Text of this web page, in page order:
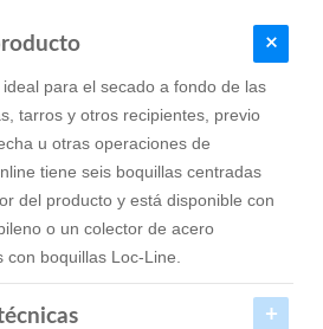
para el secado a fondo de las
tarros y otros recipientes, previo
u otras operaciones de
tiene seis boquillas centradas
del producto y está disponible con
o un colector de acero
boquillas Loc-Line.